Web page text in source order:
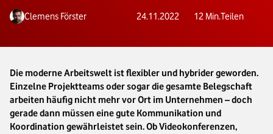
Clemens Förster 24.11.2022 12 Min.Teilen
Die moderne Arbeitswelt ist flexibler und hybrider geworden.
Einzelne Projektteams oder sogar die gesamte Belegschaft
arbeiten häufig nicht mehr vor Ort im Unternehmen – doch
gerade dann müssen eine gute Kommunikation und
Koordination gewährleistet sein. Ob Videokonferenzen,